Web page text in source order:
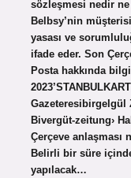
sözleşmesi nedir
Belbsy’nin
yasası ve
ifade eder. Son
Posta hakkında
Gazeteresibirgelgül
Bivergüt-zeitung›
Çerçeve anlaşması
Belirli bir süre
yapılacak…